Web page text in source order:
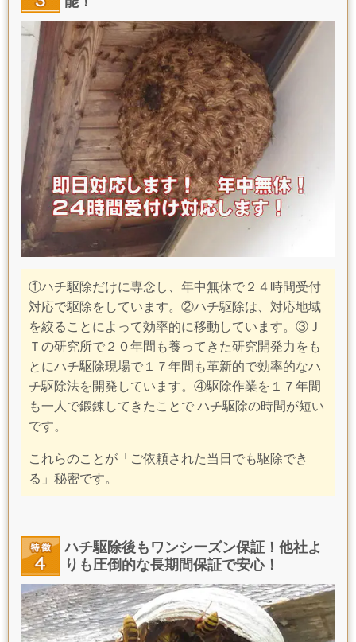
①ハチ駆除だけに専念し、年中無休で２４時間受付
対応で駆除をしています。②ハチ駆除は、 対応地域
を絞ることによって効率的に移動しています。③Ｊ
Ｔの研究所で２０年間も養ってきた研究開発力をも
とにハチ駆除現場で１７年間も革新的で効率的なハ
チ駆除法を開発しています。④駆除作業を１７年間
も一人で鍛錬してきたことで ハチ駆除の時間が短い
です。
これらのことが「ご依頼された当日でも駆除でき
る」秘密です。
ハチ駆除後もワンシーズン保証！他社よ
りも圧倒的な長期間保証で安心！